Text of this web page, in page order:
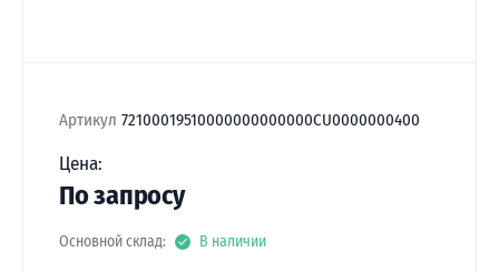
Артикул 72100019510000000000000CU0000000400
Цена:
По запросу
Основной склад: В наличии